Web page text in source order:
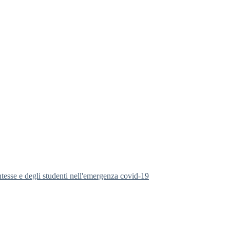
e degli studenti nell'emergenza covid-19